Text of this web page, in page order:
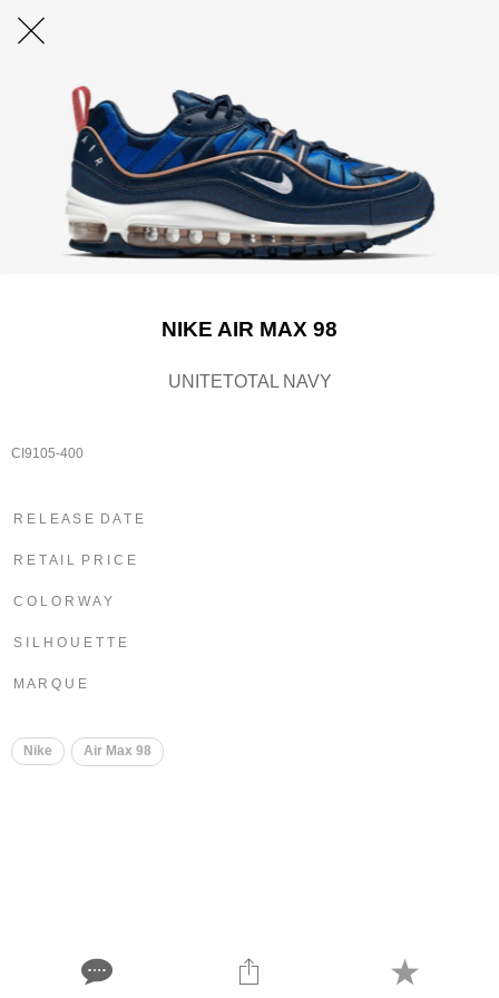
NIKE AIR MAX 98
UNITETOTAL NAVY
CI9105-400
R E L E A S E D A T E
R E T A I L P R I C E
C O L O R W A Y
S I L H O U E T T E
M A R Q U E
Nike Air Max 98